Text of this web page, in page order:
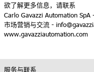
欲了解更多信息，请联系
Carlo Gavazzi Automation
市场营销与交流 -
www.gavazziautomation.com